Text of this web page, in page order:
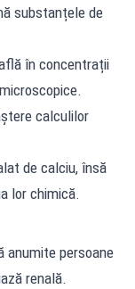
substanțele de
în concentrații
calculilor
de calciu, însă
lor chimică.
anumite persoane
renală.